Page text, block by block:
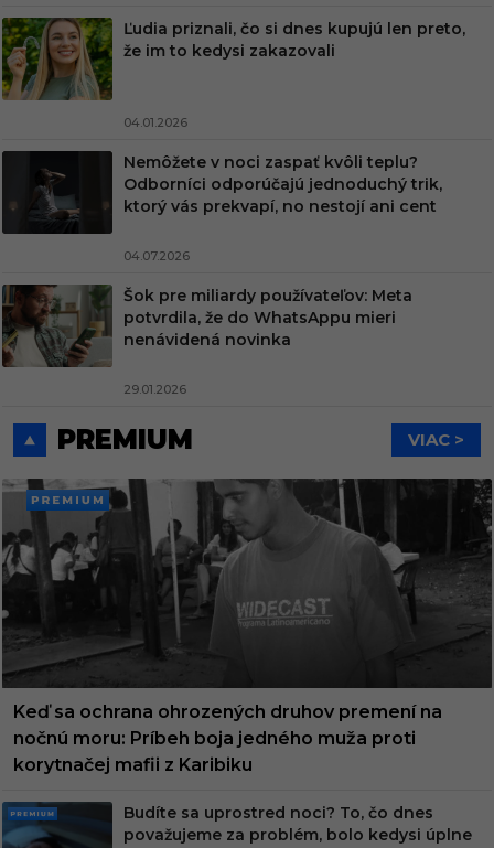
Ľudia priznali, čo si dnes kupujú len preto,
že im to kedysi zakazovali
04.01.2026
Nemôžete v noci zaspať kvôli teplu?
Odborníci odporúčajú jednoduchý trik,
ktorý vás prekvapí, no nestojí ani cent
04.07.2026
Šok pre miliardy používateľov: Meta
potvrdila, že do WhatsAppu mieri
nenávidená novinka
29.01.2026
PREMIUM VIAC >
PREMI
UM
Keď sa ochrana ohrozených druhov premení na
nočnú moru: Príbeh boja jedného muža proti
korytnačej mafii z Karibiku
PRE
Budíte sa uprostred noci? To, čo dnes
považujeme za problém, bolo kedysi úplne